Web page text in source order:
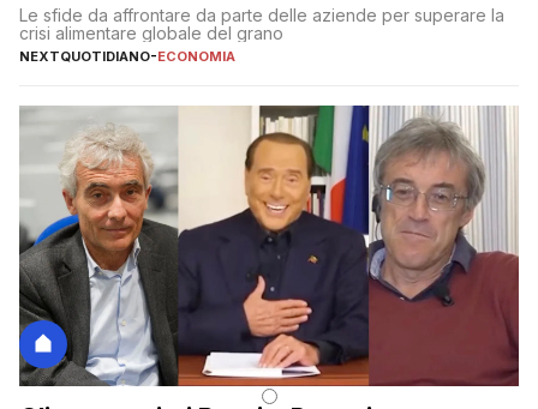
Le sfide da affrontare da parte delle aziende per superare la
crisi alimentare globale del grano
NEXTQUOTIDIANO-ECONOMIA